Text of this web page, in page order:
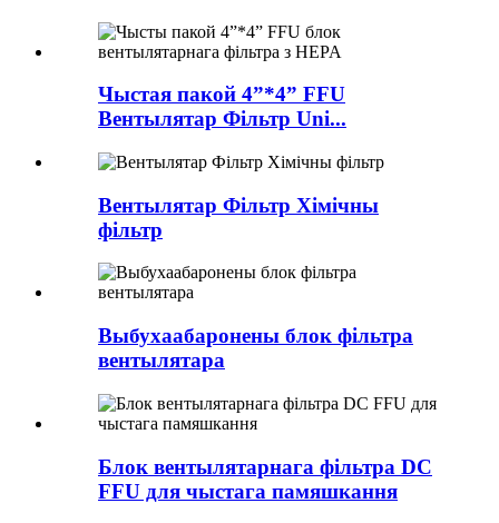
Чыстая пакой 4”*4” FFU
Вентылятар Фільтр Uni...
Вентылятар Фільтр Хімічны
фільтр
Выбухаабаронены блок фільтра
вентылятара
Блок вентылятарнага фільтра DC
FFU для чыстага памяшкання